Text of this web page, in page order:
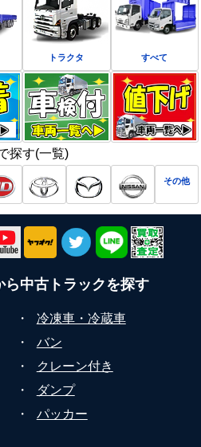
トラクタ すべて
探す(一覧)
その他
ら中古トラックを探す
・
冷凍車・冷蔵車
・
バン
・
クレーン付き
・
ダンプ
・ パッカー